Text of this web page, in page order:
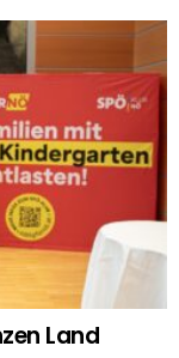
Land